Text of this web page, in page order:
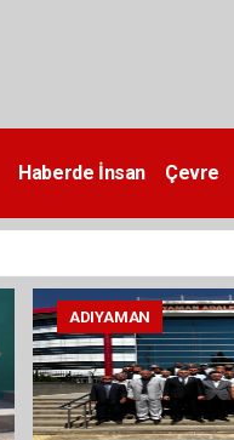
Haberde İnsan Çevre
ADIYAMAN